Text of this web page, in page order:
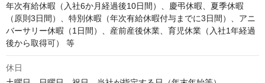
年次有給休暇（入社6か月経過後10日間）、慶弔休暇、夏季休暇
（原則3日間）、特別休暇（年次有給休暇付与までに3日間）、アニ
バーサリー休暇（1日間）、産前産後休業、育児休業（入社1年経過
後から取得可） 等
休日